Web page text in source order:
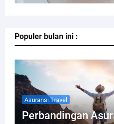
Populer bulan ini :
Asuransi Travel
Perbandingan